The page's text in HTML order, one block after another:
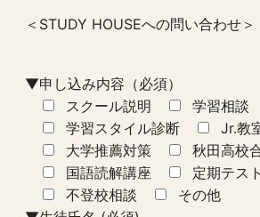
＜STUDY HOUSEへの問い合わせ＞
▼申し込み内容（必須）
スクール説明
学習相談
学習スタイル診断
Jr.教
大学推薦対策
秋田高校
国語読解講座
定期テス
不登校相談
その他